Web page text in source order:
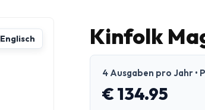
Englisch Kinfolk
4 Ausgaben pro Jahr •
€ 134.95